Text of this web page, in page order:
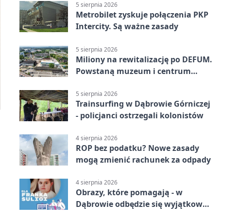
5 sierpnia 2026
Metrobilet zyskuje połączenia PKP
Intercity. Są ważne zasady
5 sierpnia 2026
Miliony na rewitalizację po DEFUM.
Powstaną muzeum i centrum
5 sierpnia 2026
Trainsurfing w Dąbrowie Górniczej
- policjanci ostrzegali kolonistów
4 sierpnia 2026
ROP bez podatku? Nowe zasady
mogą zmienić rachunek za odpady
4 sierpnia 2026
Obrazy, które pomagają - w
Dąbrowie odbędzie się wyjątkowa